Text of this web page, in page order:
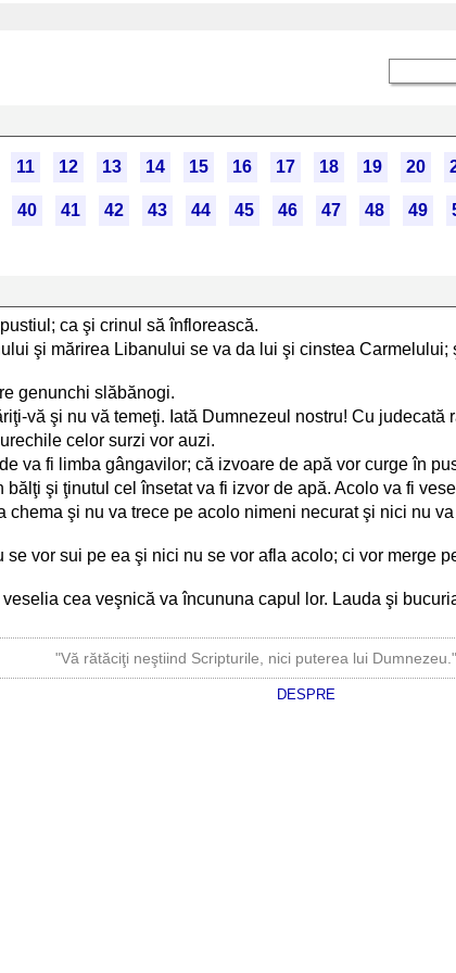
11 12 13 14 15 16 17 18 19 20
40 41 42 43 44 45 46 47 48 49
ca şi crinul să înflorească.
şi mărirea Libanului se va da lui şi cinstea
genunchi slăbănogi.
vă şi nu vă temeţi. Iată Dumnezeul nostru! Cu
celor surzi vor auzi.
va fi limba gângavilor; că izvoare de apă vor curge în
şi ţinutul cel însetat va fi izvor de apă. Acolo va fi
chema şi nu va trece pe acolo nimeni necurat şi nici nu
vor sui pe ea şi nici nu se vor afla acolo; ci vor merge
cea veşnică va încununa capul lor. Lauda şi
"Vă rătăciţi neştiind Scripturile, nici puterea lui
DESPRE